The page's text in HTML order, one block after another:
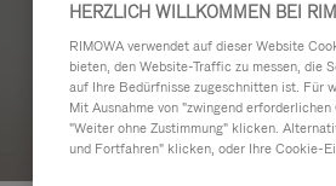
HERZLICH WILLKOMMEN BEI
RIMOWA verwendet auf dieser Website
bieten, den Website-Traffic zu messen, die
auf Ihre Bedürfnisse zugeschnitten ist. Für
Mit Ausnahme von "zwingend
"Weiter ohne Zustimmung" klicken.
und Fortfahren" klicken, oder Ihre Cookie-